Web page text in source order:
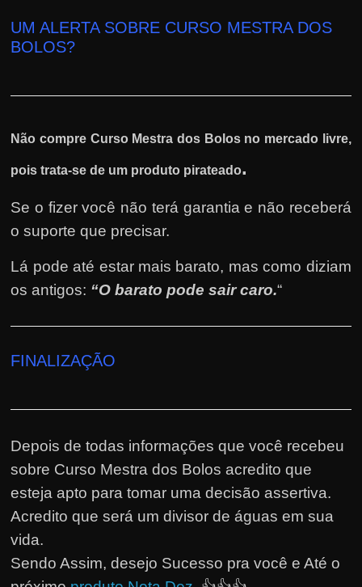
UM ALERTA SOBRE CURSO MESTRA DOS
BOLOS?
Não compre Curso Mestra dos Bolos no mercado livre,
pois trata-se de um produto pirateado.
Se o fizer você não terá garantia e não receberá
o suporte que precisar.
Lá pode até estar mais barato, mas como diziam
os antigos: “O barato pode sair caro.“
FINALIZAÇÃO
Depois de todas informações que você recebeu
sobre Curso Mestra dos Bolos acredito que
esteja apto para tomar uma decisão assertiva.
Acredito que será um divisor de águas em sua
vida.
Sendo Assim, desejo Sucesso pra você e Até o